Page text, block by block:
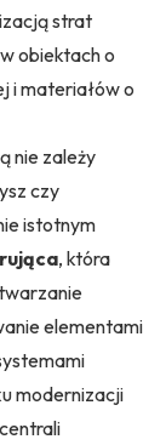
strat
obiektach o
i materiałów o
nie zależy
czy
istotnym
, która
elementami
modernizacji